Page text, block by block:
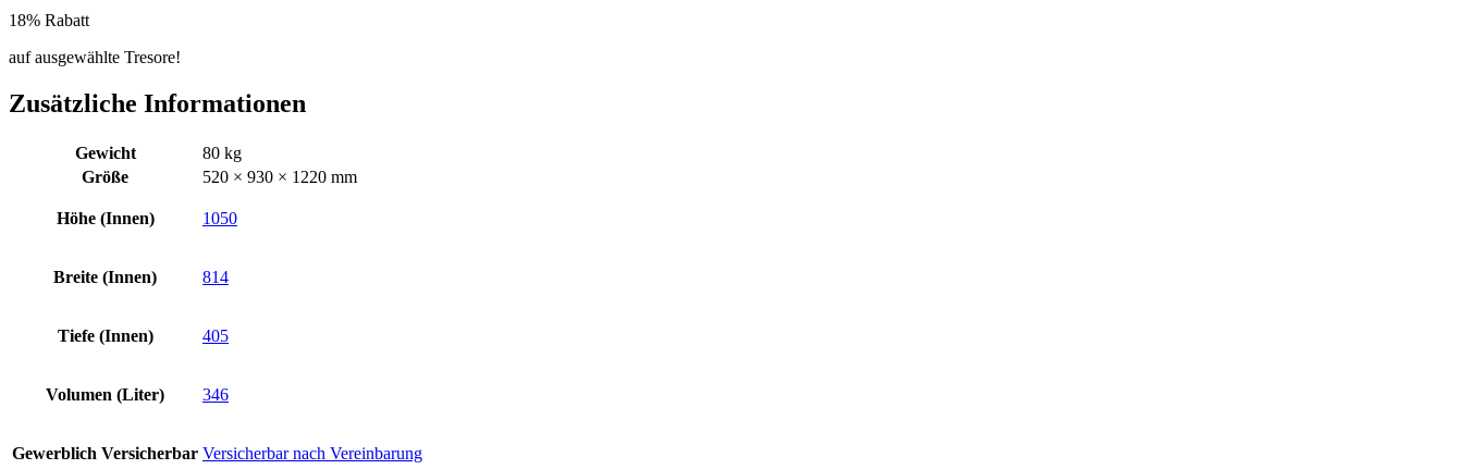
18% Rabatt
auf ausgewählte Tresore!
Zusätzliche Informationen
Gewicht
80 kg
Größe
520 × 930 × 1220 mm
Höhe (Innen) 1050
Breite (Innen) 814
Tiefe (Innen) 405
Volumen (Liter) 346
Gewerblich Versicherbar Versicherbar nach Vereinbarung